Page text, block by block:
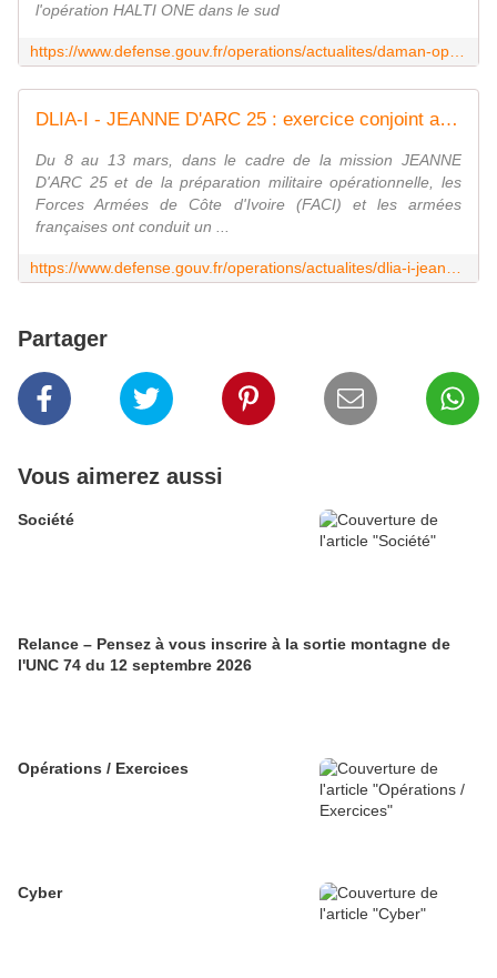
l'opération HALTI ONE dans le sud
DLIA-I - JEANNE D'ARC 25 : exercice conjoint avec les Forces armées de Côte d'Ivoire
Du 8 au 13 mars, dans le cadre de la mission JEANNE
D'ARC 25 et de la préparation militaire opérationnelle, les
Forces Armées de Côte d'Ivoire (FACI) et les armées
françaises ont conduit un ...
Partager
Vous aimerez aussi
Société
Relance – Pensez à vous inscrire à la sortie montagne de
l'UNC 74 du 12 septembre 2026
Opérations / Exercices
Cyber